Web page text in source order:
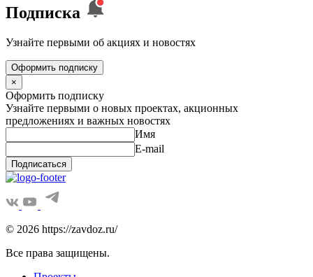
Подписка
Узнайте первыми об акциях и новостях
Оформить подписку
×
Оформить подписку
Узнайте первыми о новых проектах, акционных
предложениях и важных новостях
Имя
E-mail
Подписаться
© 2026 https://zavdoz.ru/
Все права защищены.